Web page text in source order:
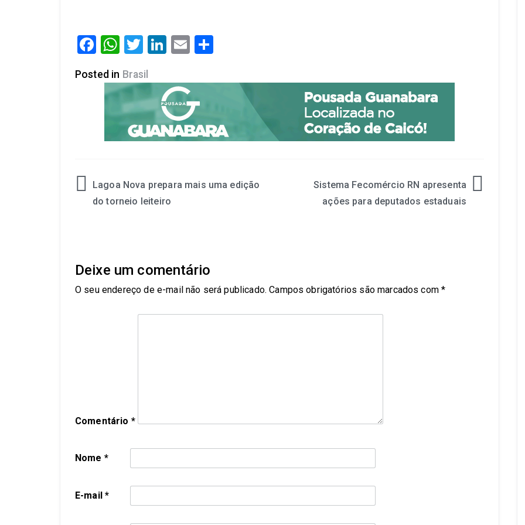
Facebook
WhatsApp
Twitter
LinkedIn
Email
Posted in Brasil
Lagoa Nova prepara mais uma edição
do torneio leiteiro
Sistema Fecomércio RN apresenta
ações para deputados estaduais
Deixe um comentário
O seu endereço de e-mail não será publicado. Campos obrigatórios são marcados com*
Comentário *
Nome *
E-mail*